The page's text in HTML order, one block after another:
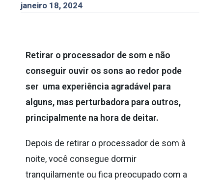
janeiro 18, 2024
Retirar o processador de som e não
conseguir ouvir os sons ao redor pode
ser uma experiência agradável para
alguns, mas perturbadora para outros,
principalmente na hora de deitar.
Depois de retirar o processador de som à
noite, você consegue dormir
tranquilamente ou fica preocupado com a